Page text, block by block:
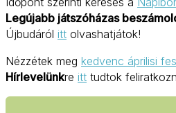
Legújabb játszóházas
Újbudáról itt olvashatjátok!
Nézzétek meg kedvenc áprilisi
Hírlevelünkre itt tudtok